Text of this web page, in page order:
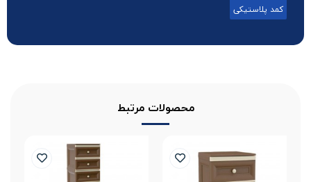
کمد پلاستیکی
محصولات مرتبط